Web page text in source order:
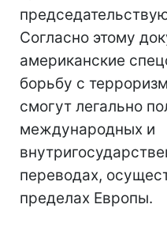
Согласно этому
американские
борьбу с
смогут легально
международных и
переводах,
пределах Европы.